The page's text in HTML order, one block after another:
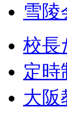
雪陵
校長
定時
大阪